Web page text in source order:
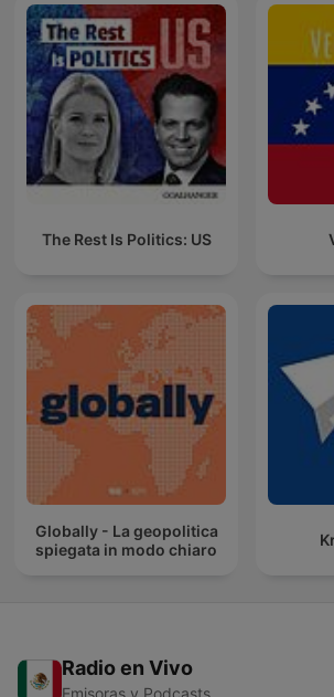
The Rest Is Politics: US
Globally - La geopolitica
spiegata in modo chiaro
Radio en Vivo